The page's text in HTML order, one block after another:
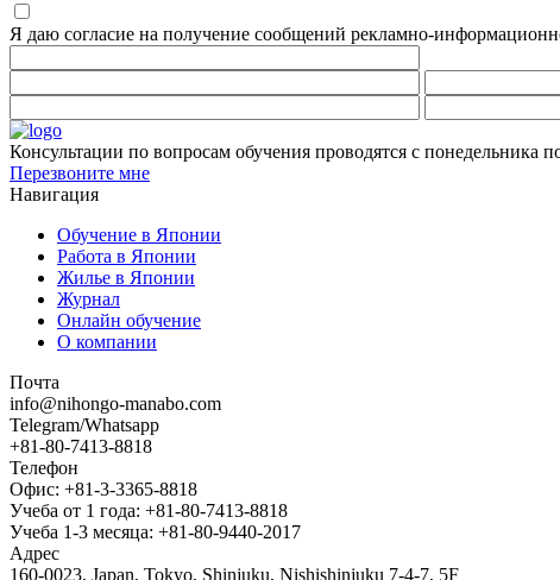
Я даю согласие на получение сообщений рекламно-
Консультации по вопросам обучения проводятся с понедельника
Перезвоните мне
Навигация
Обучение в Японии
Работа в Японии
Жилье в Японии
Журнал
Онлайн обучение
О компании
Почта
info@nihongo-manabo.com
Telegram/Whatsapp
+81-80-7413-8818
Телефон
Офис: +81-3-3365-8818
Учеба от 1 года: +81-80-7413-8818
Учеба 1-3 месяца: +81-80-9440-2017
Адрес
160-0023, Japan, Tokyo, Shinjuku, Nishishinjuku 7-4-7, 5F